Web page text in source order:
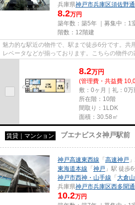
兵庫県神戸市兵庫区須佐野通
8.2万円
築年数：築5年 ｜募集中： 1
階数：12階建
魅力的な駅近の物件で、駅まで徒歩6分です。共
レベータなどが揃っております。こちらの物件
8.2万円
(管理費・共益費
敷：0ヶ月｜礼：0万
所在階：10階
間取り：1LDK
面積：30.58㎡
賃貸｜マンション ブエナビスタ神戸駅前
神戸高速東西線 「 高速神戸
東海道本線 「 神戸 」駅 徒歩
神戸市西神・山手線 「 大倉山
兵庫県神戸市兵庫区西多聞通
10.2万円